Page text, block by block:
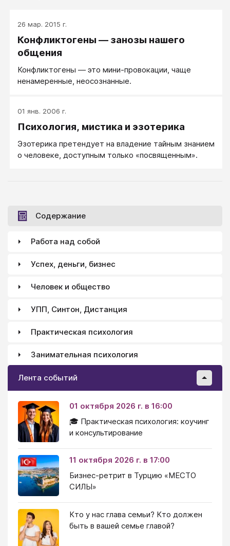
26 мар. 2015 г.
Конфликтогены — занозы нашего
общения
Конфликтогены — это мини-провокации, чаще
ненамеренные, неосознанные.
01 янв. 2006 г.
Психология, мистика и эзотерика
Эзотерика претендует на владение тайным знанием
о человеке, доступным только «посвященным».
Содержание
Работа над собой
Успех, деньги, бизнес
Человек и общество
УПП, Синтон, Дистанция
Практическая психология
Занимательная психология
Лента событий
01 октября 2026 г. в 16:00
🎓 Практическая психология: коучинг
и консультирование
11 октября 2026 г. в 17:00
Бизнес-ретрит в Турцию «МЕСТО
СИЛЫ»
Кто у нас глава семьи? Кто должен
быть в вашей семье главой?